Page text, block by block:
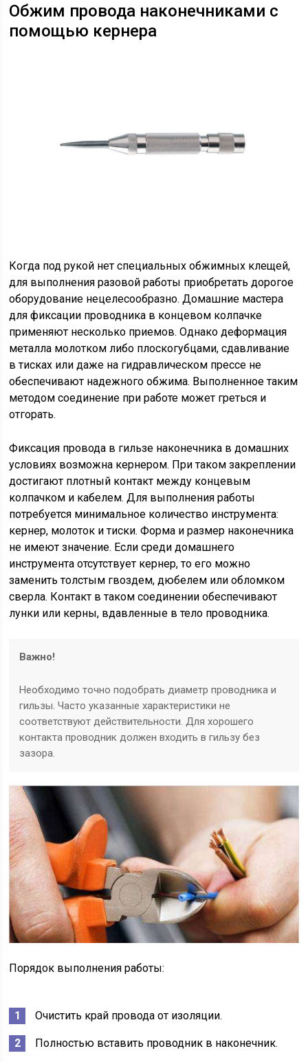
Обжим провода наконечниками с
помощью кернера
Когда под рукой нет специальных обжимных клещей,
для выполнения разовой работы приобретать дорогое
оборудование нецелесообразно. Домашние мастера
для фиксации проводника в концевом колпачке
применяют несколько приемов. Однако деформация
металла молотком либо плоскогубцами, сдавливание
в тисках или даже на гидравлическом прессе не
обеспечивают надежного обжима. Выполненное таким
методом соединение при работе может греться и
отгорать.
Фиксация провода в гильзе наконечника в домашних
условиях возможна кернером. При таком закреплении
достигают плотный контакт между концевым
колпачком и кабелем. Для выполнения работы
потребуется минимальное количество инструмента:
кернер, молоток и тиски. Форма и размер наконечника
не имеют значение. Если среди домашнего
инструмента отсутствует кернер, то его можно
заменить толстым гвоздем, дюбелем или обломком
сверла. Контакт в таком соединении обеспечивают
лунки или керны, вдавленные в тело проводника.
Важно!
Необходимо точно подобрать диаметр проводника и
гильзы. Часто указанные характеристики не
соответствуют действительности. Для хорошего
контакта проводник должен входить в гильзу без
зазора.
Порядок выполнения работы:
Очистить край провода от изоляции.
Полностью вставить проводник в наконечник.